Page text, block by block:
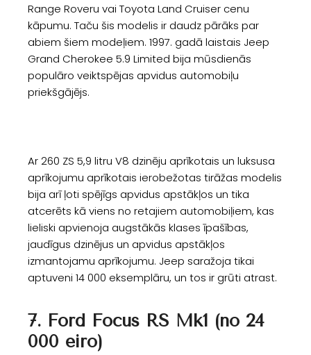
Range Roveru vai Toyota Land Cruiser cenu
kāpumu. Taču šis modelis ir daudz pārāks par
abiem šiem modeļiem. 1997. gadā laistais Jeep
Grand Cherokee 5.9 Limited bija mūsdienās
populāro veiktspējas apvidus automobiļu
priekšgājējs.
Ar 260 ZS 5,9 litru V8 dzinēju aprīkotais un luksusa
aprīkojumu aprīkotais ierobežotas tirāžas modelis
bija arī ļoti spējīgs apvidus apstākļos un tika
atcerēts kā viens no retajiem automobiļiem, kas
lieliski apvienoja augstākās klases īpašības,
jaudīgus dzinējus un apvidus apstākļos
izmantojamu aprīkojumu. Jeep saražoja tikai
aptuveni 14 000 eksemplāru, un tos ir grūti atrast.
7. Ford Focus RS Mk1 (no 24
000 eiro)